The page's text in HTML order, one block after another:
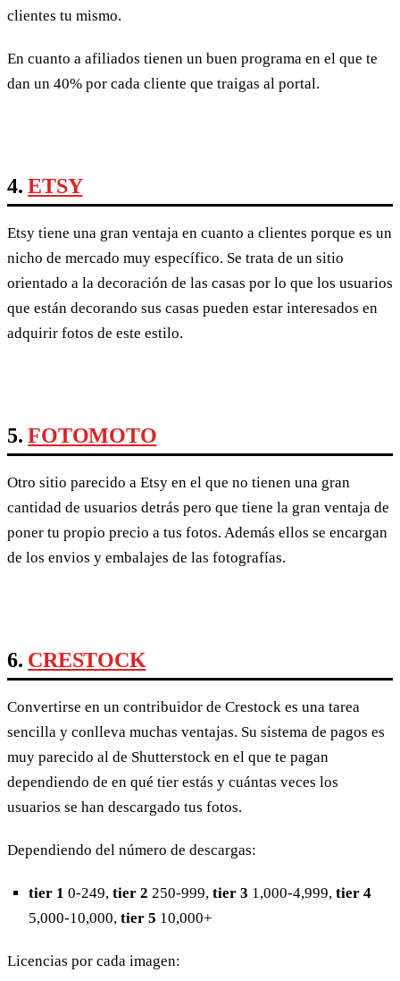
clientes tu mismo.
En cuanto a afiliados tienen un buen programa en el que te
dan un 40% por cada cliente que traigas al portal.
4.ETSY
Etsy tiene una gran ventaja en cuanto a clientes porque es un
nicho de mercado muy específico. Se trata de un sitio
orientado a la decoración de las casas por lo que los usuarios
que están decorando sus casas pueden estar interesados en
adquirir fotos de este estilo.
5.FOTOMOTO
Otro sitio parecido a Etsy en el que no tienen una gran
cantidad de usuarios detrás pero que tiene la gran ventaja de
poner tu propio precio a tus fotos. Además ellos se encargan
de los envios y embalajes de las fotografías.
6. CRESTOCK
Convertirse en un contribuidor de Crestock es una tarea
sencilla y conlleva muchas ventajas. Su sistema de pagos es
muy parecido al de Shutterstock en el que te pagan
dependiendo de en qué tier estás y cuántas veces los
usuarios se han descargado tus fotos.
Dependiendo del número de descargas:
tier 1 0-249, tier 2 250-999, tier 3 1,000-4,999, tier 4
5,000-10,000, tier 5 10,000+
Licencias por cada imagen: